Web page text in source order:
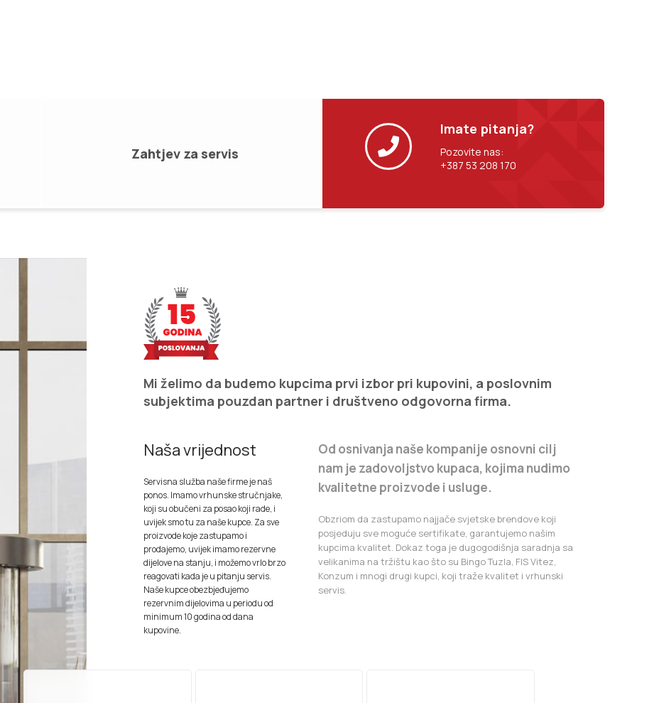
Zahtjev za servis
Imate pitanja?
Pozovite nas:
+387 53 208 170
Mi želimo da budemo kupcima prvi izbor pri kupovini, a poslovnim
subjektima pouzdan partner i društveno odgovorna firma.
Naša vrijednost
Servisna služba naše firme je naš
ponos. Imamo vrhunske stručnjake,
koji su obučeni za posao koji rade, i
uvijek smo tu za naše kupce. Za sve
proizvode koje zastupamo i
prodajemo, uvijek imamo rezervne
dijelove na stanju, i možemo vrlo brzo
reagovati kada je u pitanju servis.
Naše kupce obezbjeđujemo
rezervnim dijelovima u periodu od
minimum 10 godina od dana
kupovine.
Od osnivanja naše kompanije osnovni cilj
nam je zadovoljstvo kupaca, kojima nudimo
kvalitetne proizvode i usluge.
Obzriom da zastupamo najjače svjetske brendove koji
posjeduju sve moguće sertifikate, garantujemo našim
kupcima kvalitet. Dokaz toga je dugogodišnja saradnja sa
velikanima na tržištu kao što su Bingo Tuzla, FIS Vitez,
Konzum i mnogi drugi kupci, koji traže kvalitet i vrhunski
servis.